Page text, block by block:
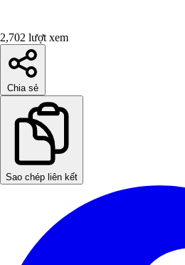
2,702 lượt xem
Chia sẻ
Sao chép liên kết